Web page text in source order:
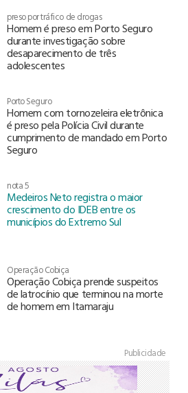
preso por tráfico de drogas
Homem é preso em Porto Seguro
durante investigação sobre
desaparecimento de três
adolescentes
Porto Seguro
Homem com tornozeleira eletrônica
é preso pela Polícia Civil durante
cumprimento de mandado em Porto
Seguro
nota 5
Medeiros Neto registra o maior
crescimento do IDEB entre os
municípios do Extremo Sul
Operação Cobiça
Operação Cobiça prende suspeitos
de latrocínio que terminou na morte
de homem em Itamaraju
Publicidade